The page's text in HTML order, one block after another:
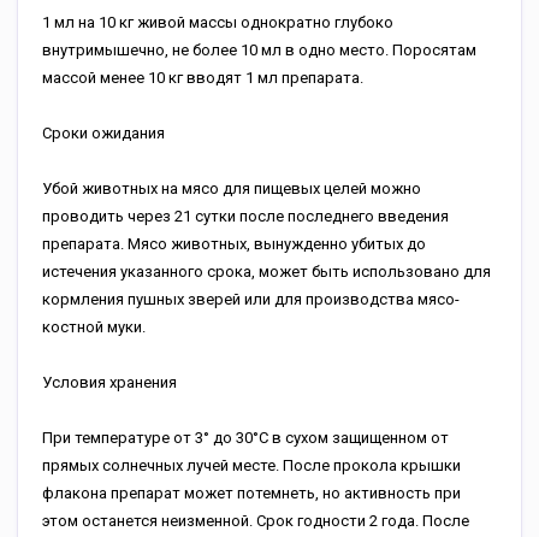
1 мл на 10 кг живой массы однократно глубоко
внутримышечно, не более 10 мл в одно место. Поросятам
массой менее 10 кг вводят 1 мл препарата.
Сроки ожидания
Убой животных на мясо для пищевых целей можно
проводить через 21 сутки после последнего введения
препарата. Мясо животных, вынужденно убитых до
истечения указанного срока, может быть использовано для
кормления пушных зверей или для производства мясо-
костной муки.
Условия хранения
При температуре от 3° до 30°С в сухом защищенном от
прямых солнечных лучей месте. После прокола крышки
флакона препарат может потемнеть, но активность при
этом останется неизменной. Срок годности 2 года. После